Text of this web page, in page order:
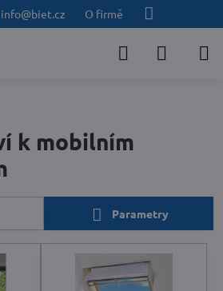
info@biet.cz O firmě
k mobilním
Parametry